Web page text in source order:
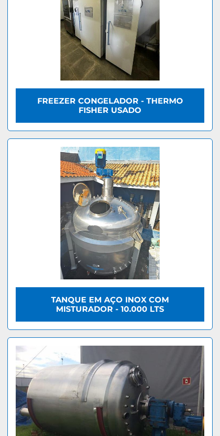
FREEZER CONGELADOR - THERMO
FISHER USADO
TANQUE EM AÇO INOX COM
MISTURADOR - 10.000 LTS